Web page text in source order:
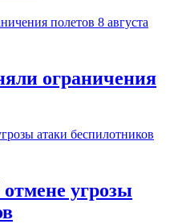
ограничения
угрозы